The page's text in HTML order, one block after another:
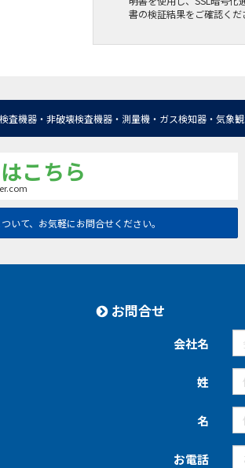
書の検証結果をご確認くだ
査機器・非破壊検査機器・測量機・ガス検知器・気
こちら
いて、お気軽にお問合せください。
お問合せ
会社名
姓
名
お電話